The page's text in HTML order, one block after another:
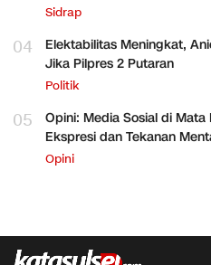
Sidrap
04
Elektabilitas Meningkat,
Jika Pilpres 2 Putaran
Politik
05
Opini: Media Sosial di Mata
Ekspresi dan Tekanan
Opini